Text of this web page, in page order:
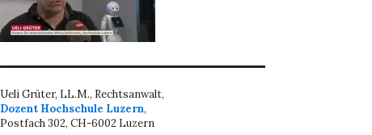
Ueli Grüter, LL.M., Rechtsanwalt,
Dozent Hochschule Luzern,
Postfach 302, CH-6002 Luzern